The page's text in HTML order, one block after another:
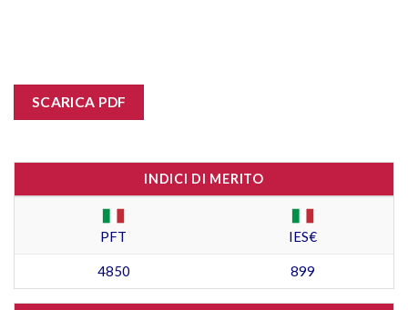
SCARICA PDF
INDICI DI MERITO
PFT IES€
4850 899